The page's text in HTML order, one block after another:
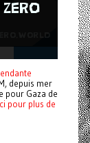
depuis mer
pour Gaza de
pour plus de